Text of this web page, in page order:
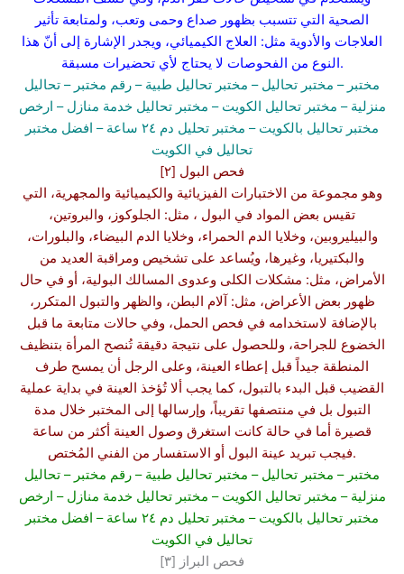
الصحية التي تتسبب بظهور صداع وحمى وتعب، ولمتابعة تأثير
العلاجات والأدوية مثل: العلاج الكيميائي، ويجدر الإشارة إلى أنّ هذا
النوع من الفحوصات لا يحتاج لأي تحضيرات مسبقة.
مختبر – مختبر تحاليل – مختبر تحاليل طبية – رقم مختبر – تحاليل
منزلية – مختبر تحاليل الكويت– مختبر تحاليل خدمة منازل – ارخص
مختبر تحاليل بالكويت – مختبر تحليل دم ٢٤ ساعة
– افضل مختبر
تحاليل في الكويت
[٢] فحص البول
وهو مجموعة من الاختبارات الفيزيائية والكيميائية والمجهرية، التي
تقيس بعض المواد في البول ، مثل: الجلوكوز، والبروتين،
والبيليروبين، وخلايا الدم الحمراء، وخلايا الدم البيضاء، والبلورات،
والبكتيريا، وغيرها، ويُساعد على تشخيص ومراقبة العديد من
الأمراض، مثل: مشكلات الكلى وعدوى المسالك البولية، أو في حال
ظهور بعض الأعراض، مثل: آلام البطن، والظهر والتبول المتكرر،
بالإضافة لاستخدامه في فحص الحمل، وفي حالات متابعة ما قبل
الخضوع للجراحة، وللحصول على نتيجة دقيقة تُنصح المرأة بتنظيف
المنطقة جيداً قبل إعطاء العينة، وعلى الرجل أن يمسح طرف
القضيب قبل البدء بالتبول، كما يجب ألا تُؤخذ العينة في بداية عملية
التبول بل في منتصفها تقريباً، وإرسالها إلى المختبر خلال مدة
قصيرة أما في حالة كانت استغرق وصول العينة أكثر من ساعة
فيجب تبريد عينة البول أو الاستفسار من الفني المُختص.
مختبر – مختبر تحاليل – مختبر تحاليل طبية – رقم مختبر – تحاليل
منزلية – مختبر تحاليل الكويت– مختبر تحاليل خدمة منازل – ارخص
مختبر تحاليل بالكويت – مختبر تحليل دم ٢٤ ساعة
– افضل مختبر
تحاليل في الكويت
[٣] فحص البراز